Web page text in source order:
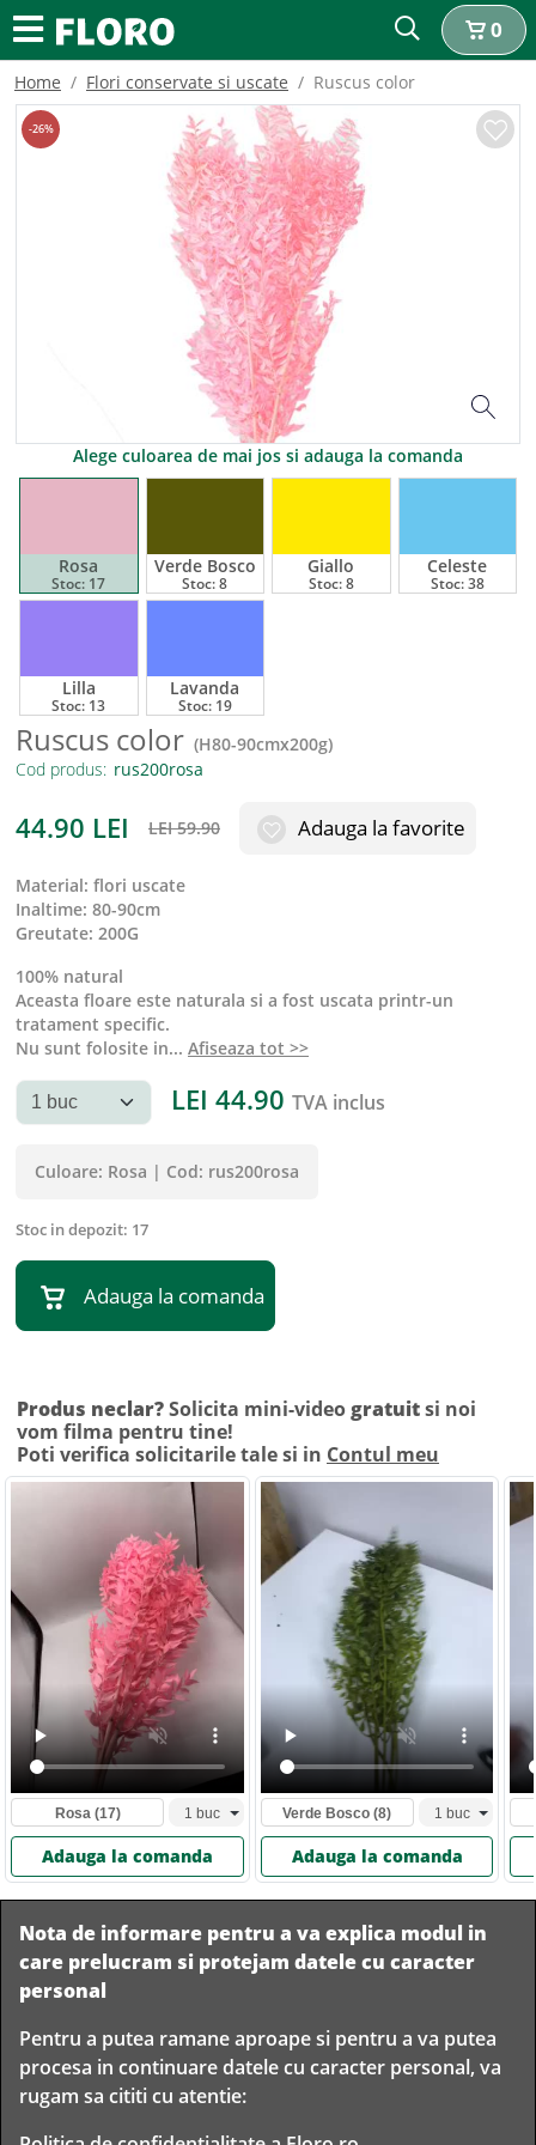
0
Home Flori conservate si uscate Ruscus color
-26%
Alege culoarea de mai jos si adauga la comanda
Rosa
Stoc: 17
Verde Bosco
Stoc:8
Giallo
Stoc:8
Celeste
Stoc:38
Lilla
Stoc: 13
Lavanda
Stoc: 19
Ruscus color (H80-90cmx200g)
Cod produs:
44.90 LEI LEI59.90 Adauga la favorite
material: flori uscate
inaltime: 80-90cm
greutate: 200G
100% natural
Aceasta floare este naturala si a fost uscata printr-un
tratament specific.
Nu sunt folosite in... Afiseaza tot >>
LEI 44.90 TVA inclus
Culoare: Rosa | Cod: rus200rosa
Stoc in depozit: 17
Adauga la comanda
Produs neclar?Solicita mini-video gratuitsi noi
vom filma pentru tine!
Poti verifica solicitarile tale si in Contul meu
Rosa (17)
Adauga la comanda
Verde Bosco (8)
Adauga la comanda
Livrare
rapida
Livram in
orice
Romania
Garantam
Nota de informare pentru a va explica modul in
care prelucram si protejam datele cu caracter
personal
Pentru a putea ramane aproape si pentru a va putea
procesa in continuare datele cu caracter personal, va
rugam sa cititi cu atentie: